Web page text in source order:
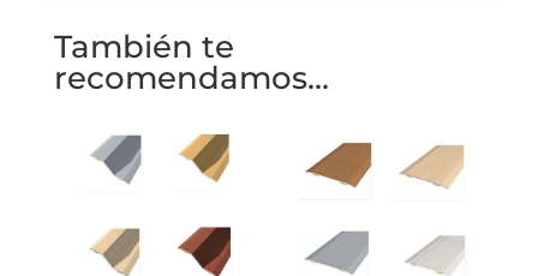
También te
recomendamos…